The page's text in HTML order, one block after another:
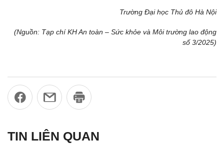
Trường Đại học Thủ đô Hà Nội
(Nguồn: Tạp chí KH An toàn – Sức khỏe và Môi trường lao động
số 3/2025)
TIN LIÊN QUAN